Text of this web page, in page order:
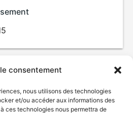
consentement
nous utilisons des technologies
et/ou accéder aux informations des
ces technologies nous permettra de